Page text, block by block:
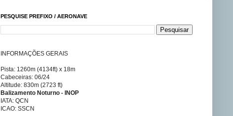
PESQUISE PREFIXO / AERONAVE
INFORMAÇÕES GERAIS
Pista: 1260m (4134ft) x 18m
Cabeceiras: 06/24
Altitude: 830m (2723 ft)
Balizamento Noturno - INOP
IATA: QCN
ICAO: SSCN